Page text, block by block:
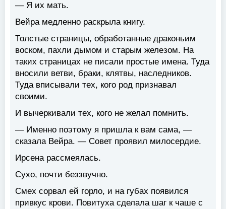
— Я их мать.
Вейра медленно раскрыла книгу.
Толстые страницы, обработанные драконьим
воском, пахли дымом и старым железом. На
таких страницах не писали простые имена. Туда
вносили ветви, браки, клятвы, наследников.
Туда вписывали тех, кого род признавал
своими.
И вычеркивали тех, кого не желал помнить.
— Именно поэтому я пришла к вам сама, —
сказала Вейра. — Совет проявил милосердие.
Ирсена рассмеялась.
Сухо, почти беззвучно.
Смех сорвал ей горло, и на губах появился
привкус крови. Повитуха сделала шаг к чаше с